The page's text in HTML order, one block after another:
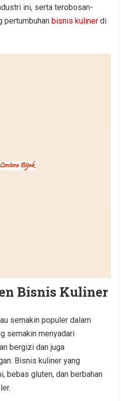
ini, serta terobosan-
pertumbuhan bisnis kuliner di
Bisnis Kuliner
semakin populer dalam
semakin menyadari
bergizi dan juga
Bisnis kuliner yang
bebas gluten, dan berbahan